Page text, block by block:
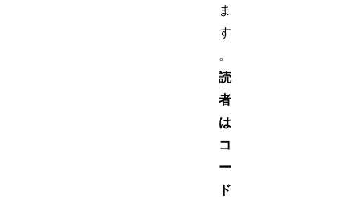
ま
す
。
読
者
は
コ
ー
ド